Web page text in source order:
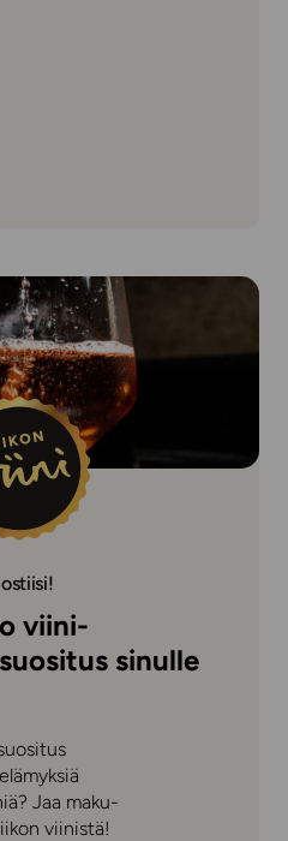
viini-
sinulle
Jaa maku-
viinistä!